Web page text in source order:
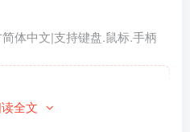
体中文|支持键盘.鼠标.手柄
全文